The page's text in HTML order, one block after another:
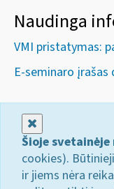
Naudinga
VMI pristatymas:
E-seminaro
Šioje
cookies).
ir jiems nėra